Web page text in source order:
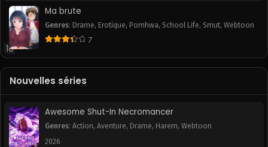
Chapitre 36
June 13, 2025 June 13, 2025
Chapitre 34
June 13, 2025 June 13, 2025
Chapitre 32
June 13, 2025 June 13, 2025
Chapitre 30
June 13, 2025
Chapitre 29
10
Ma brute
Genres: Drame, Erotique, Pornhwa, School Life, Smut, Webtoon
7
Nouvelles séries
Awesome Shut-In Necromancer
Genres: Action, Aventure, Drame, Harem, Webtoon
2026